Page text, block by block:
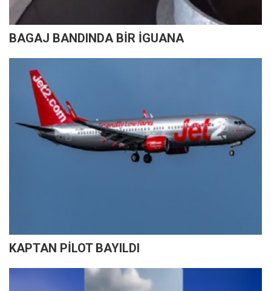
BAGAJ BANDINDA BİR İGUANA
KAPTAN PİLOT BAYILDI